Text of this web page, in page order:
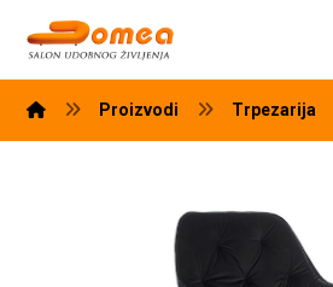
Proizvodi Trpezarija